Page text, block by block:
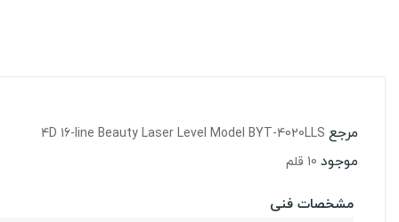
مرجع 4D 16-line Beauty Laser Level Model BYT-4020LLS
موجود 10 قلم
مشخصات فنی